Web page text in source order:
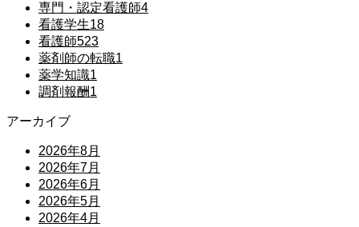
専門・認定看護師4
看護学生18
看護師523
薬剤師の転職1
薬学知識1
調剤報酬1
アーカイブ
2026年8月
2026年7月
2026年6月
2026年5月
2026年4月